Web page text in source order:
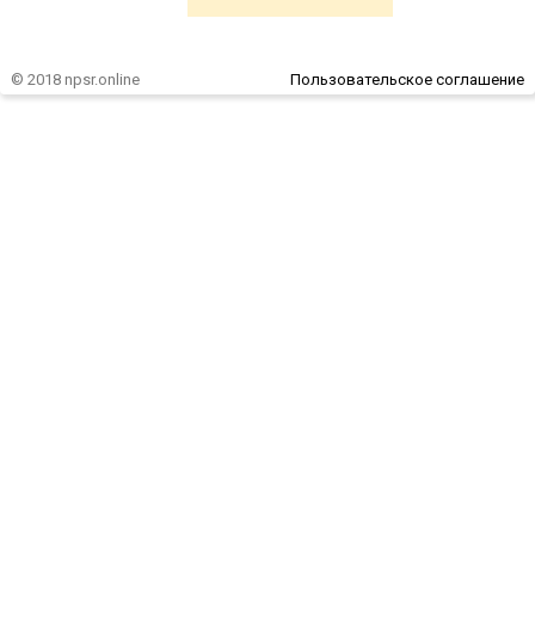
© 2018 npsr.online Пользовательское соглашение